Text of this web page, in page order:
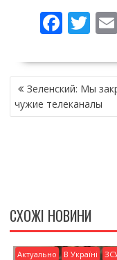
F
e
b
o
T
itt
er
НАВІГАЦІЯ
ЗАПИСІВ
Зеленский: Мы
чужие телеканалы
СХОЖІ НОВИНИ
Актуально В Україні